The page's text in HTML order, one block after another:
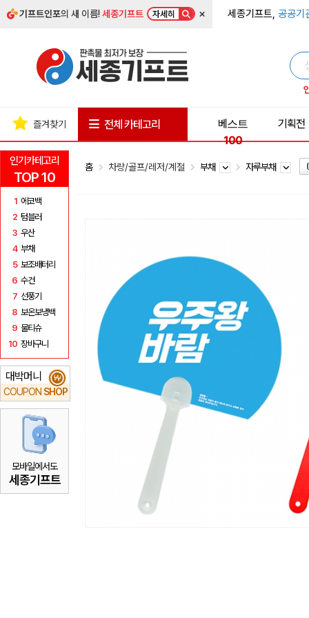
기프트인포의 새 이름!세종기프트 자세히 × 세종기프트, 공공기
인기카테고리
TOP 10
1 에코백
2 텀블러
3 우산
4 부채
5 보조배터리
6 수건
7 선풍기
8 보온보냉백
9 물티슈
10 장바구니
대박머니
COUPON SHOP
₩
모바일에서도
세종기프트
즐겨찾기 전체 카테고리
베스트
100
기획전
홈 차량/골프/레저/계절 부채 자루부채